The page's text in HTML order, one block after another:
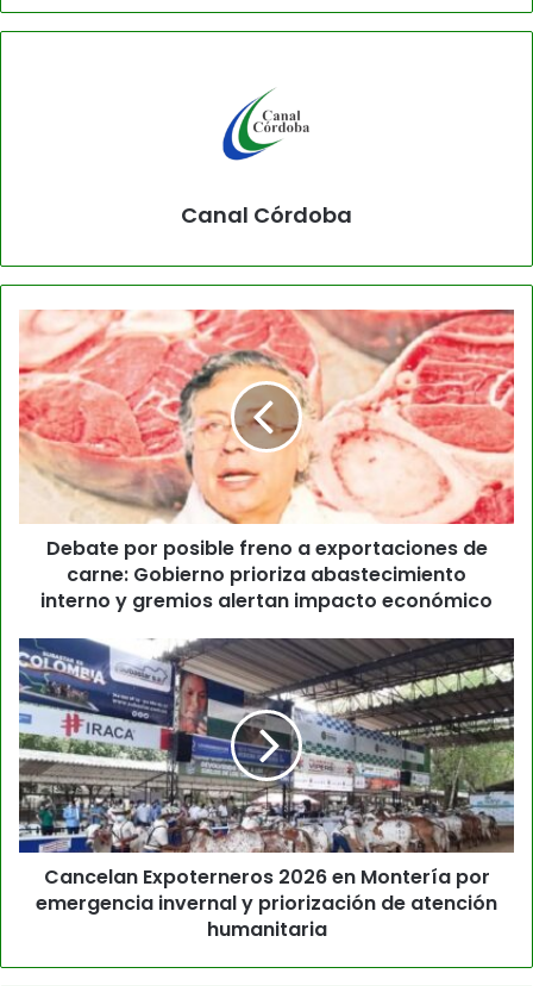
Canal Córdoba
Debate por posible freno a exportaciones de
carne: Gobierno prioriza abastecimiento
interno y gremios alertan impacto económico
Cancelan Expoterneros 2026 en Montería por
emergencia invernal y priorización de atención
humanitaria